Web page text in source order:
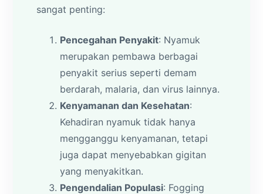
sangat penting:
Pencegahan Penyakit: Nyamuk
merupakan pembawa berbagai
penyakit serius seperti demam
berdarah, malaria, dan virus lainnya.
Kenyamanan dan Kesehatan:
Kehadiran nyamuk tidak hanya
mengganggu kenyamanan, tetapi
juga dapat menyebabkan gigitan
yang menyakitkan.
Pengendalian Populasi: Fogging